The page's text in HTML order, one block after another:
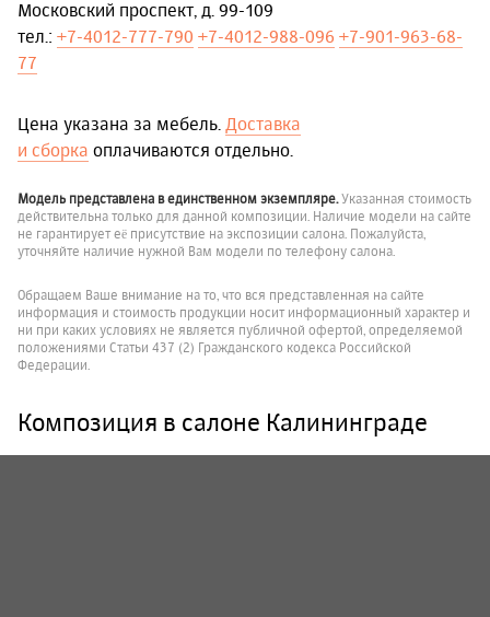
Московский проспект, д. 99-109
тел.: +7-4012-777-790 +7-4012-988-096 +7-901-963-68-
77
Цена указана за мебель. Доставка
и сборка оплачиваются отдельно.
Модель представлена в единственном экземпляре.Указанная стоимость
действительна только для данной композиции. Наличие модели на сайте
не гарантирует её присутствие на экспозиции салона. Пожалуйста,
уточняйте наличие нужной Вам модели по телефону салона.
Обращаем Ваше внимание на то, что вся представленная на сайте
информация и стоимость продукции носит информационный характер и
ни при каких условиях не является публичной офертой, определяемой
положениями Статьи 437 (2) Гражданского кодекса Российской
Федерации.
Композиция в салоне Калининграде